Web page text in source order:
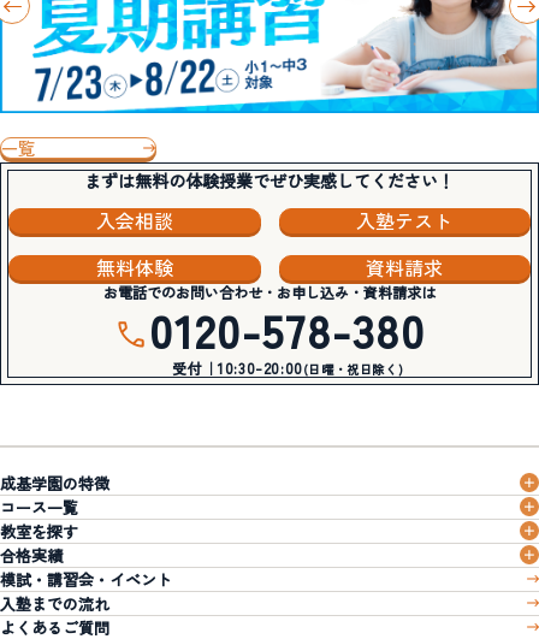
一覧
まずは無料の体験授業でぜひ実感してください！
入会相談
入塾テスト
無料体験
資料請求
お電話でのお問い合わせ・お申し込み・資料請求は
0120-578-380
受付｜10:30-20:00(日曜・祝日除く)
成基学園の特徴
コース一覧
教室を探す
合格実績
模試・講習会・イベント
入塾までの流れ
よくあるご質問